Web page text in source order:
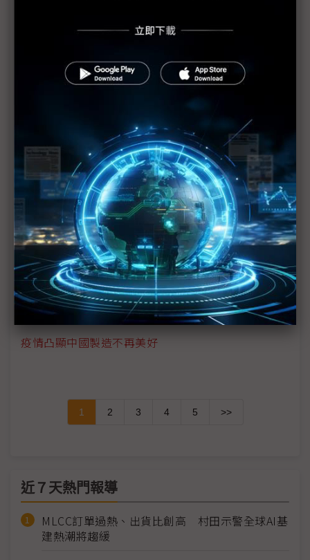
美日韓等42國一致同意 強化半導體技術出口管制
（Daily Issue）供應鏈全球化重新布局 中國世界工
手機供應鏈砍單已不可免 台系IC設計2Q業績承壓
疫情衝擊5G手機短期出貨 超薄型FoD封測放量延至
下半年
供需趨緊造成短期漲價 華新科非中國廠區稼動率滿
載
華為晶片自主阻力一波波 轉單中芯營運風險增
疫情第2波影響浮現 業者歐洲參展縮減規模與層級
疫情凸顯中國製造不再美好
1 2 3 4 5 >>
近７天熱門報導
MLCC訂單過熱、出貨比創高 村田示警全球AI基
建熱潮將趨緩